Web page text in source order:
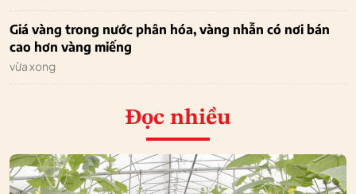
Giá vàng trong nước phân hóa, vàng nhẫn có nơi bán
cao hơn vàng miếng
vừa xong
Đọc nhiều